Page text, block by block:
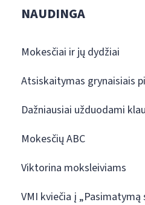
NAUDINGA
Mokesčiai ir jų dydžiai
Atsiskaitymas grynaisiais
Dažniausiai užduodami
Mokesčių ABC
Viktorina moksleiviams
VMI kviečia į „Pasimatymą